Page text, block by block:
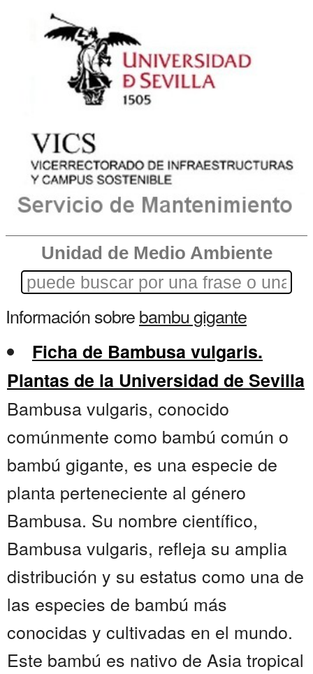
Unidad de Medio Ambiente
Información sobrebambu gigante
Ficha de Bambusa vulgaris.
Plantas de la Universidad de Sevilla
Bambusa vulgaris, conocido
comúnmente como bambú común o
bambú gigante, es una especie de
planta perteneciente al género
Bambusa. Su nombre científico,
Bambusa vulgaris, refleja su amplia
distribución y su estatus como una de
las especies de bambú más
conocidas y cultivadas en el mundo.
Este bambú es nativo de Asia tropical